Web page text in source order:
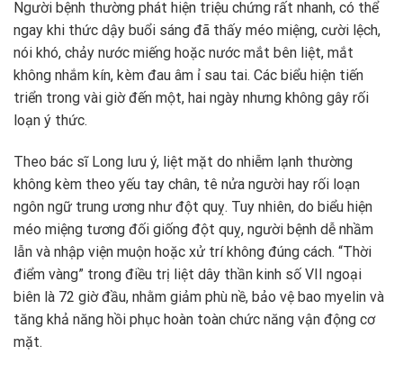
Người bệnh thường phát hiện triệu chứng rất nhanh, có thể
ngay khi thức dậy buổi sáng đã thấy méo miệng, cười lệch,
nói khó, chảy nước miếng hoặc nước mắt bên liệt, mắt
không nhắm kín, kèm đau âm ỉ sau tai. Các biểu hiện tiến
triển trong vài giờ đến một, hai ngày nhưng không gây rối
loạn ý thức.
Theo bác sĩ Long lưu ý, liệt mặt do nhiễm lạnh thường
không kèm theo yếu tay chân, tê nửa người hay rối loạn
ngôn ngữ trung ương như đột quỵ. Tuy nhiên, do biểu hiện
méo miệng tương đối giống đột quỵ, người bệnh dễ nhầm
lẫn và nhập viện muộn hoặc xử trí không đúng cách. “Thời
điểm vàng” trong điều trị liệt dây thần kinh số VII ngoại
biên là 72 giờ đầu, nhằm giảm phù nề, bảo vệ bao myelin và
tăng khả năng hồi phục hoàn toàn chức năng vận động cơ
mặt.